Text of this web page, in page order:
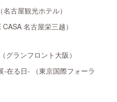
古屋観光ホテル）
名古屋栄三越）
ランフロント大阪）
在る日- （東京国際フォーラ